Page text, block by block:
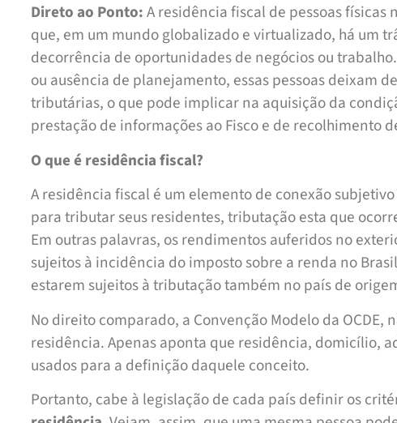
Direto ao Ponto:A residência fiscal de pessoas
que, em um mundo globalizado e virtualizado, há um
decorrência de oportunidades de negócios ou
ou ausência de planejamento, essas pessoas deixam
tributárias, o que pode implicar na aquisição da
prestação de informações ao Fisco e de recolhimento
O que é residência fiscal?
A residência fiscal é um elemento de conexão
para tributar seus residentes, tributação esta que
Em outras palavras, os rendimentos auferidos no
sujeitos à incidência do imposto sobre a renda no
estarem sujeitos à tributação também no país de
No direito comparado, a Convenção Modelo da
residência. Apenas aponta que residência, domicílio,
usados para a definição daquele conceito.
Portanto, cabe à legislação de cada país definir os